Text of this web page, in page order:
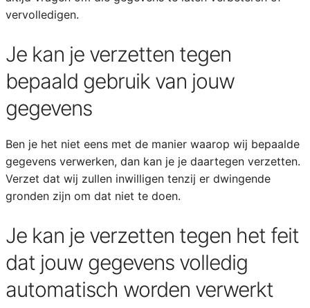
vervolledigen.
Je kan je verzetten tegen
bepaald gebruik van jouw
gegevens
Ben je het niet eens met de manier waarop wij bepaalde
gegevens verwerken, dan kan je je daartegen verzetten.
Verzet dat wij zullen inwilligen tenzij er dwingende
gronden zijn om dat niet te doen.
Je kan je verzetten tegen het feit
dat jouw gegevens volledig
automatisch worden verwerkt